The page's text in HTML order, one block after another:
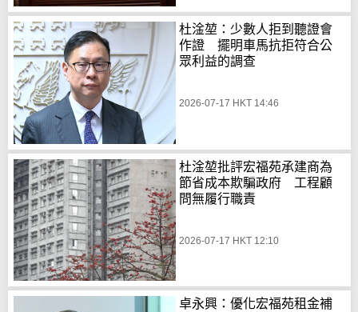
杜淦堃：少數人拒到聽證會
作證 擺明車馬抗拒符合公
眾利益的調查
2026-07-17 HKT 14:46
杜淦堃批評宏福苑承建商為
節省成本欺騙政府 工程顧
問無履行職責
2026-07-17 HKT 12:10
卓永興：優化宏福苑租金補